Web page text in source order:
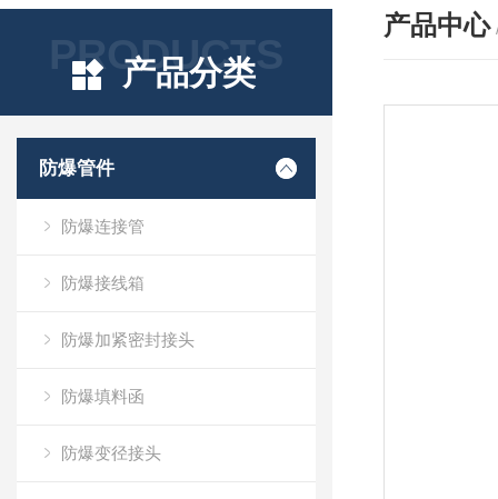
PRODUCTS
产品分类
防爆管件
防爆连接管
防爆接线箱
防爆加紧密封接头
防爆填料函
防爆变径接头
产品中心